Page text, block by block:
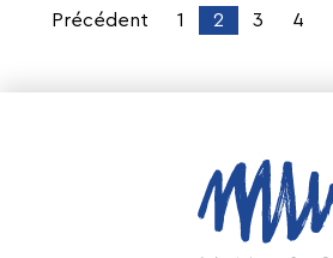
Précédent 1 2 3 4